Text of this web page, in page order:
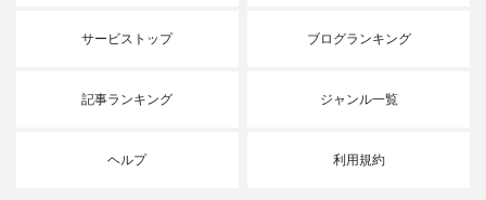
サービストップ ブログランキング
記事ランキング ジャンル一覧
ヘルプ 利用規約